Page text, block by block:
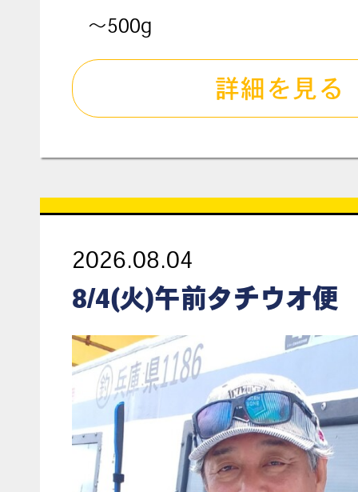
～500g
詳細を見る
2026.08.04
8/4(火)午前タチウオ便